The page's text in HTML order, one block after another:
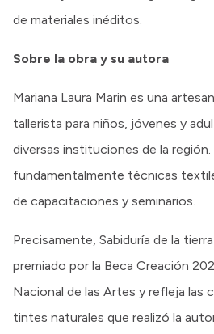
de materiales inéditos.
Sobre la obra y su autora
Mariana Laura Marin es una
tallerista para niños, jóvenes y
diversas instituciones de la región.
fundamentalmente técnicas
de capacitaciones y seminarios.
Precisamente, Sabiduría de la
premiado por la Beca Creación
Nacional de las Artes y refleja las
tintes naturales que realizó la